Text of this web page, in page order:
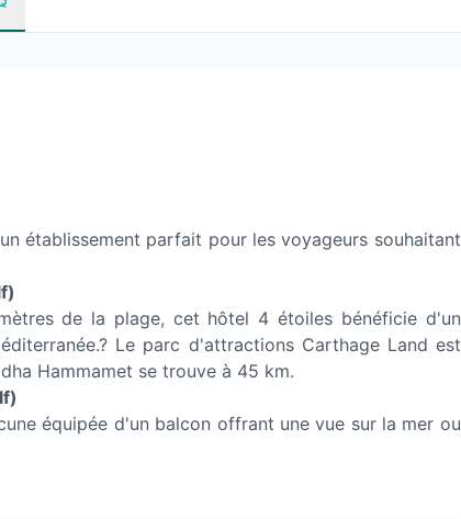
établissement parfait pour les voyageurs souhaitant
de la plage, cet hôtel 4 étoiles bénéficie d'un
Le parc d'attractions Carthage Land est
Hammamet se trouve à 45 km.
équipée d'un balcon offrant une vue sur la mer ou